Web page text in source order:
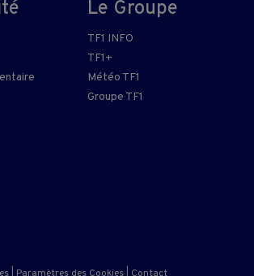
Le Groupe
TF1 INFO
TF1+
Météo TF1
Groupe TF1